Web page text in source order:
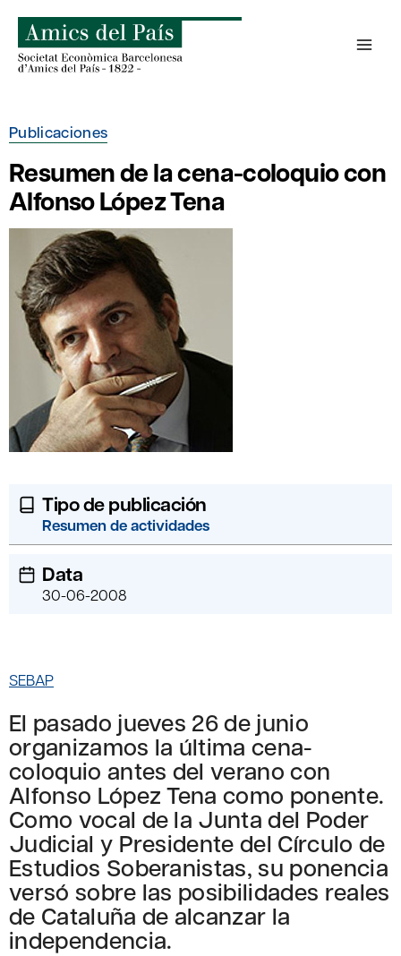
contenido
Publicaciones
Resumen de la cena-coloquio con
Alfonso López Tena
Tipo de publicación
Resumen de actividades
Data
30-06-2008
SEBAP
El pasado jueves 26 de junio
organizamos la última cena-
coloquio antes del verano con
Alfonso López Tena como ponente.
Como vocal de la Junta del Poder
Judicial y Presidente del Círculo de
Estudios Soberanistas, su ponencia
versó sobre las posibilidades reales
de Cataluña de alcanzar la
independencia.